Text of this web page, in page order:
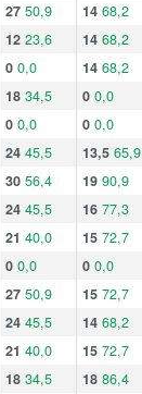
27 50,9 14 68,2
12 23,6 14 68,2
0 0,0 14 68,2
18 34,5 0 0,0
0 0,0 0 0,0
24 45,5 13,5 65,9
30 56,4 19 90,9
24 45,5 16 77,3
21 40,0 15 72,7
0 0,0 0 0,0
27 50,9 15 72,7
24 45,5 14 68,2
21 40,0 15 72,7
18 34,5 18 86,4